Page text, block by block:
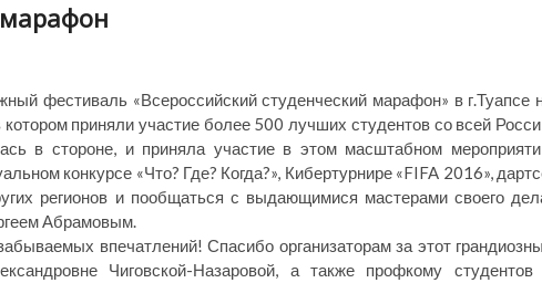
марафон
фестиваль «Всероссийский студенческий марафон» в г.Туапсе
приняли участие более 500 лучших студентов со всей
в стороне, и приняла участие в этом масштабном
конкурсе «Что? Где? Когда?», Кибертурнире «FIFA 2016»,
регионов и пообщаться с выдающимися мастерами своего
Абрамовым.
впечатлений! Спасибо организаторам за этот
Чиговской-Назаровой, а также профкому студентов